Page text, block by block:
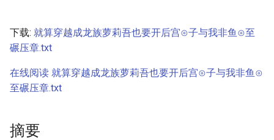
索
下载: 就算穿越成龙族萝莉吾也要开后宫⊙子与我非鱼⊙至
碾压章.txt
在线阅读 就算穿越成龙族萝莉吾也要开后宫⊙子与我非鱼⊙
至碾压章.txt
摘要